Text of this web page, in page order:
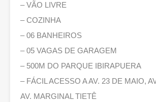
– VÃO LIVRE
– COZINHA
– 06 BANHEIROS
– 05 VAGAS DE GARAGEM
– 500M DO PARQUE IBIRAPUERA
– FÁCIL ACESSO A AV. 23 DE MAIO,
AV. MARGINAL TIETÊ